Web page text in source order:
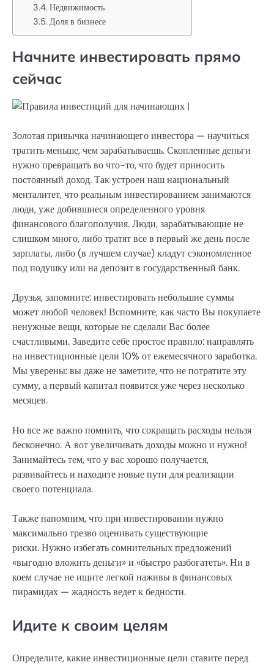
Недвижимость
Доля в бизнесе
Начните инвестировать прямо
сейчас
Золотая привычка начинающего инвестора — научиться
тратить меньше, чем зарабатываешь. Скопленные деньги
нужно превращать во что-то, что будет приносить
постоянный доход. Так устроен наш национальный
менталитет, что реальным инвестированием занимаются
люди, уже добившиеся определенного уровня
финансового благополучия. Люди, зарабатывающие не
слишком много, либо тратят все в первый же день после
зарплаты, либо (в лучшем случае) кладут сэкономленное
под подушку или на депозит в государственный банк.
Друзья, запомните: инвестировать небольшие суммы
может любой человек! Вспомните, как часто Вы покупаете
ненужные вещи, которые не сделали Вас более
счастливыми. Заведите себе простое правило: направлять
на инвестиционные цели 10% от ежемесячного заработка.
Мы уверены: вы даже не заметите, что не потратите эту
сумму, а первый капитал появится уже через несколько
месяцев.
Но все же важно помнить, что сокращать расходы нельзя
бесконечно. А вот увеличивать доходы можно и нужно!
Занимайтесь тем, что у вас хорошо получается,
развивайтесь и находите новые пути для реализации
своего потенциала.
Также напомним, что при инвестировании нужно
максимально трезво оценивать существующие
риски. Нужно избегать сомнительных предложений
«выгодно вложить деньги» и «быстро разбогатеть». Ни в
коем случае не ищите легкой наживы в финансовых
пирамидах — жадность ведет к бедности.
Идите к своим целям
Определите, какие инвестиционные цели ставите перед